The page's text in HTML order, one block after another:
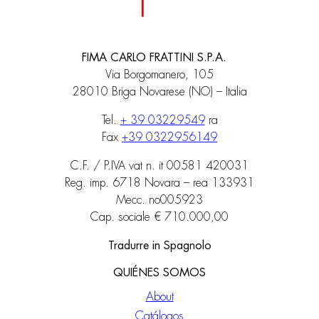
FIMA CARLO FRATTINI S.P.A.
Via Borgomanero, 105
28010 Briga Novarese (NO) – Italia
Tel. + 39 03229549ra
Fax +39 0322956149
C.F. / P.IVA vat n. it 00581 420031
Reg. imp. 6718 Novara – rea 133931
Mecc. no005923
Cap. sociale € 710.000,00
Tradurre in Spagnolo
QUIÉNES SOMOS
About
Catálogos